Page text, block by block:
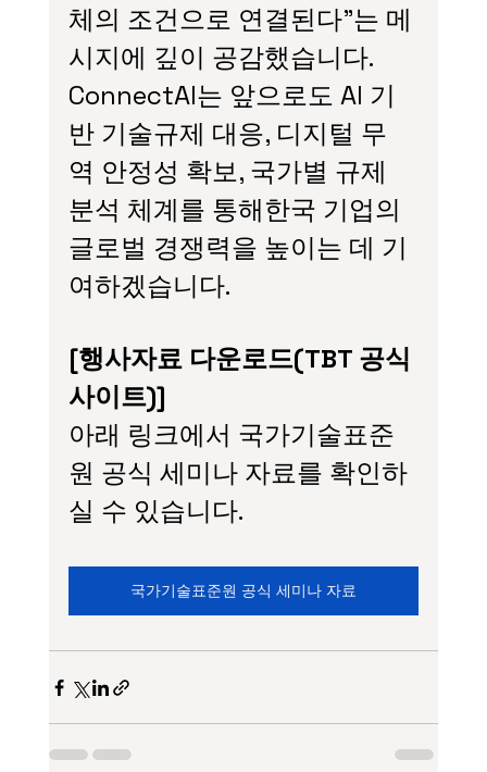
체의 조건으로 연결된다”는 메
시지에 깊이 공감했습니다.
ConnectAI는 앞으로도 AI 기
반 기술규제 대응, 디지털 무
역 안정성 확보, 국가별 규제
분석 체계를 통해한국 기업의
글로벌 경쟁력을 높이는 데 기
여하겠습니다.
[행사자료 다운로드(TBT 공식
사이트)]
아래 링크에서 국가기술표준
원 공식 세미나 자료를 확인하
실 수 있습니다.
국가기술표준원 공식 세미나 자료